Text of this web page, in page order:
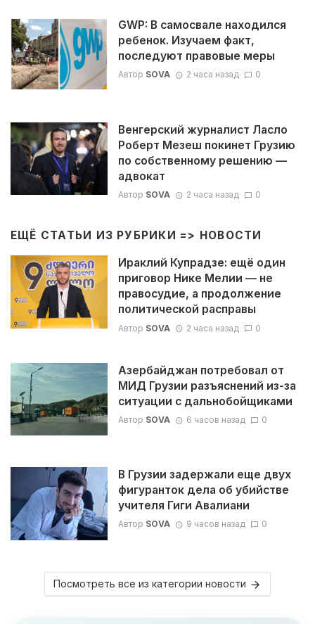
GWP: В самосвале находился
ребенок. Изучаем факт,
последуют правовые меры
Автор SOVA 2 часа назад 0
Венгерский журналист Ласло
Роберт Мезеш покинет Грузию
по собственному решению —
адвокат
Автор SOVA 2 часа назад 0
ЕЩЁ СТАТЬИ ИЗ РУБРИКИ => НОВОСТИ
Ираклий Купрадзе: ещё один
приговор Нике Мелии — не
правосудие, а продолжение
политической расправы
Автор SOVA 2 часа назад 0
Азербайджан потребовал от
МИД Грузии разъяснений из-за
ситуации с дальнобойщиками
Автор SOVA 6 часов назад 0
В Грузии задержали еще двух
фигуранток дела об убийстве
учителя Гиги Авалиани
Автор SOVA 9 часов назад 0
Посмотреть все из категории новости